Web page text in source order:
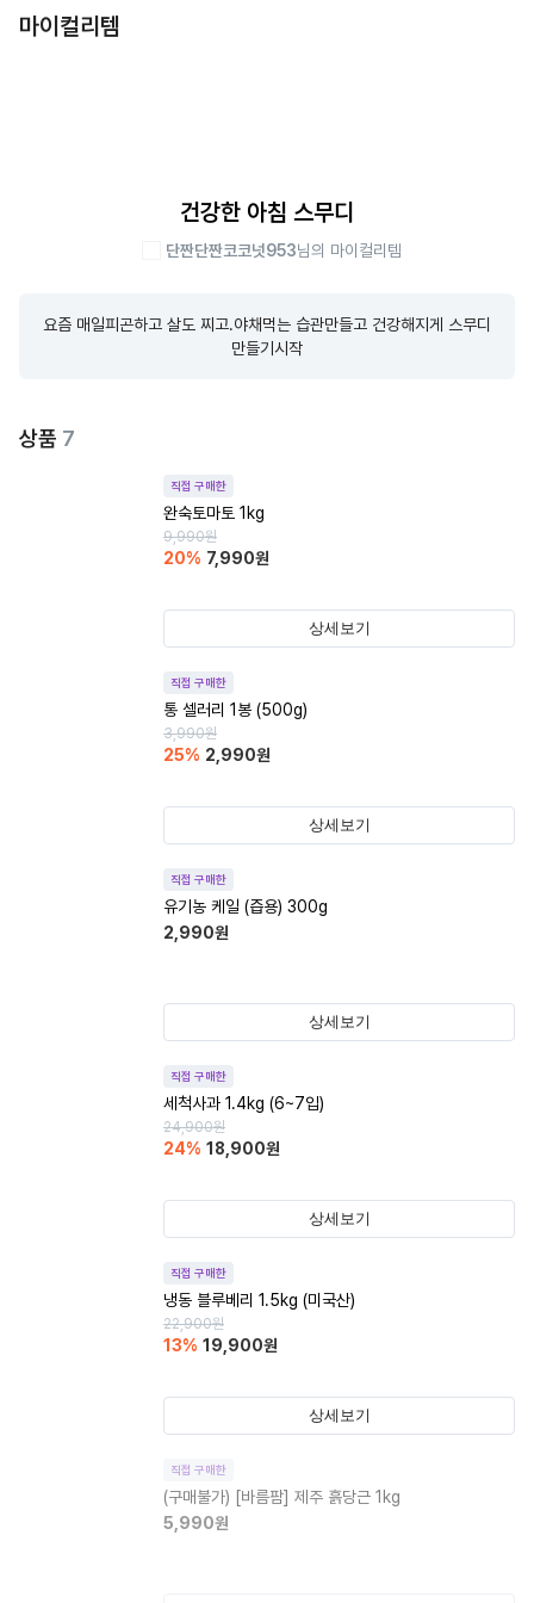
마이컬리템
건강한 아침 스무디
단짠단짠코코넛953님의 마이컬리템
요즘 매일피곤하고 살도 찌고.야채먹는 습관만들고 건강해지게 스무디
만들기시작
상품 7
직접 구매한
완숙토마토 1kg
9,990원
20% 7,990원
상세보기
직접 구매한
통 셀러리 1봉 (500g)
3,990원
25% 2,990원
상세보기
직접 구매한
유기농 케일 (즙용) 300g
2,990원
상세보기
직접 구매한
세척사과 1.4kg (6~7입)
24,900원
24% 18,900원
상세보기
직접 구매한
냉동 블루베리 1.5kg (미국산)
22,900원
13% 19,900원
상세보기
직접 구매한
(구매불가) [바름팜] 제주 흙당근 1kg
5,990원